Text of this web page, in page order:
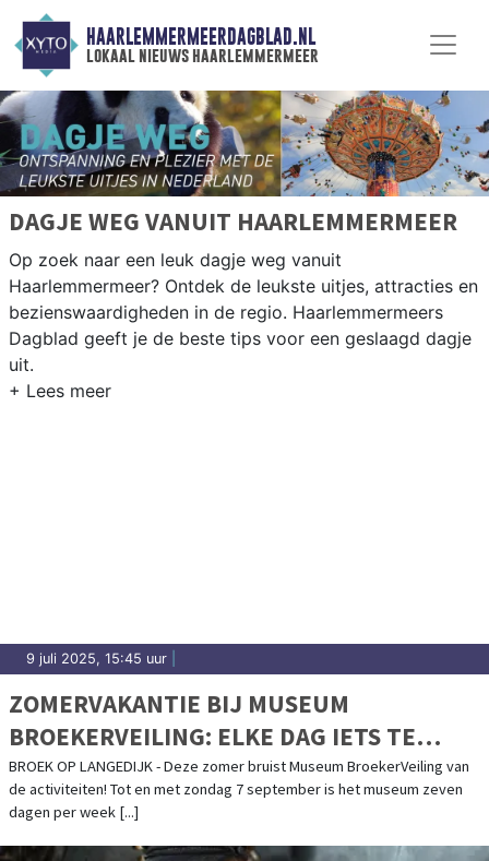
HAARLEMMERMEERDAGBLAD.NL
lokaal nieuws haarlemmermeer
DAGJE WEG VANUIT HAARLEMMERMEER
Op zoek naar een leuk dagje weg vanuit
Haarlemmermeer? Ontdek de leukste uitjes, attracties en
bezienswaardigheden in de regio. Haarlemmermeers
Dagblad geeft je de beste tips voor een geslaagd dagje
uit.
9 juli 2025, 15:45 uur
ZOMERVAKANTIE BIJ MUSEUM
BROEKERVEILING: ELKE DAG IETS TE
BELEVEN!
BROEK OP LANGEDIJK - Deze zomer bruist Museum BroekerVeiling van
de activiteiten! Tot en met zondag 7 september is het museum zeven
dagen per week [...]